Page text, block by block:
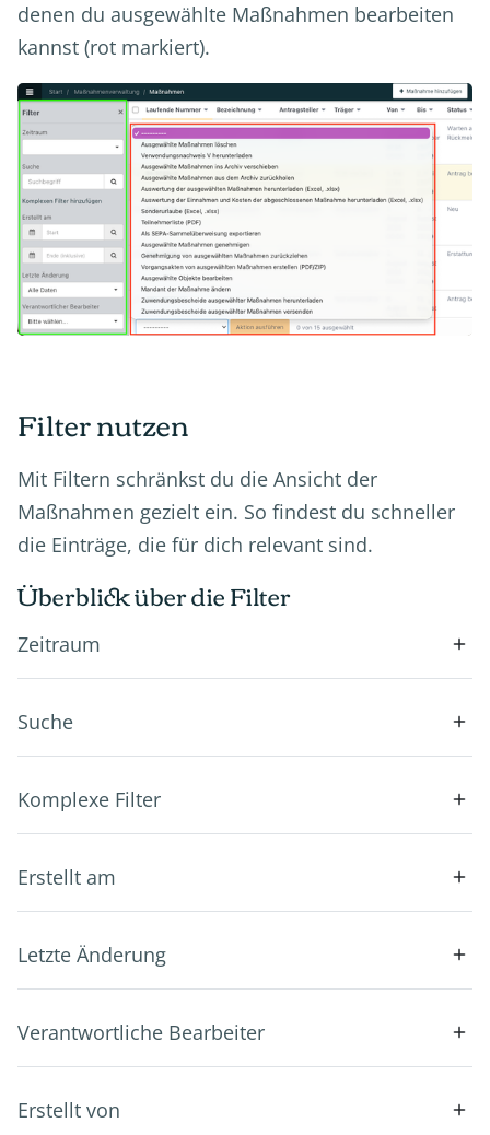
denen du ausgewählte Maßnahmen bearbeiten
kannst (rot markiert).
Filter nutzen
Mit Filtern schränkst du die Ansicht der
Maßnahmen gezielt ein. So findest du schneller
die Einträge, die für dich relevant sind.
Überblick über die Filter
Zeitraum
Suche
Komplexe Filter
Erstellt am
Letzte Änderung
Verantwortliche Bearbeiter
Erstellt von